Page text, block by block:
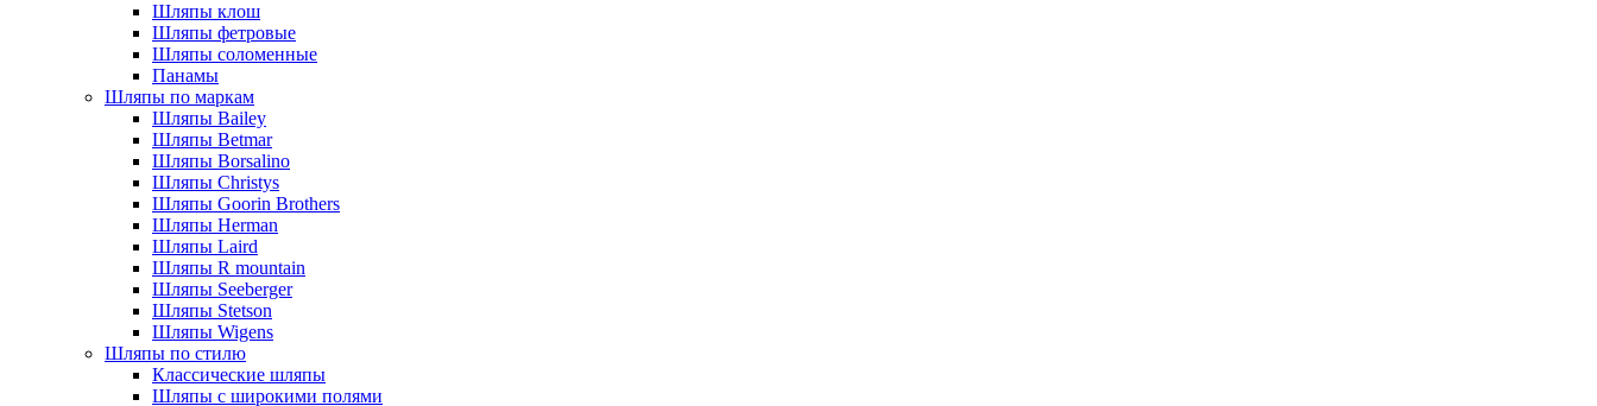
Шляпы клош
Шляпы фетровые
Шляпы соломенные
Панамы
Шляпы по маркам
Шляпы Bailey
Шляпы Betmar
Шляпы Borsalino
Шляпы Christys
Шляпы Goorin Brothers
Шляпы Herman
Шляпы Laird
Шляпы R mountain
Шляпы Seeberger
Шляпы Stetson
Шляпы Wigens
Шляпы по стилю
Классические шляпы
Шляпы с широкими полями